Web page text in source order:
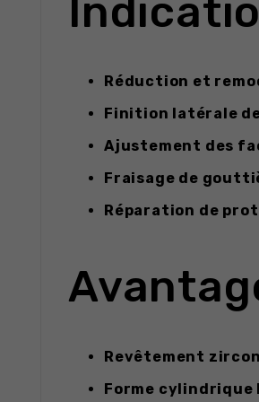
Réduction et
Finition latérale
Ajustement des
Fraisage de
Réparation de
Revêtement
Forme cylindrique